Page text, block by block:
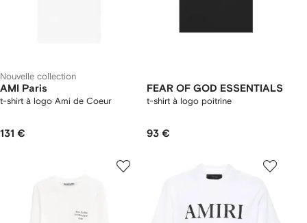
Nouvelle collection
AMI Paris
t-shirt à logo Ami de Coeur
131 €
FEAR OF GOD ESSENTIALS
t-shirt à logo poitrine
93 €